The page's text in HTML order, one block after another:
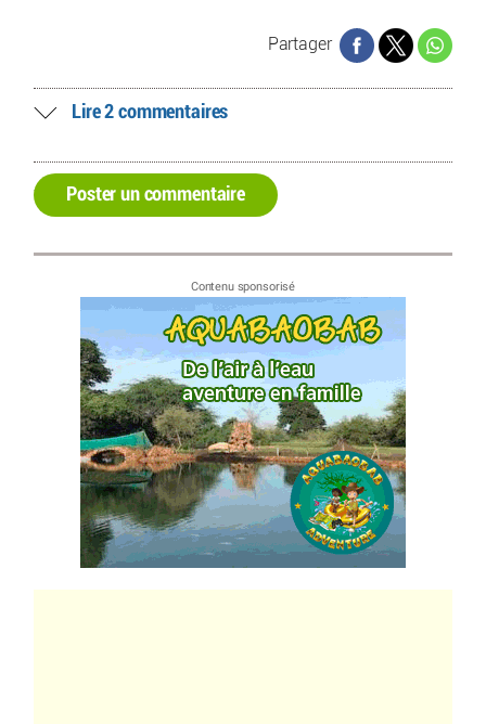
Partager
Lire 2 commentaires
Poster un commentaire